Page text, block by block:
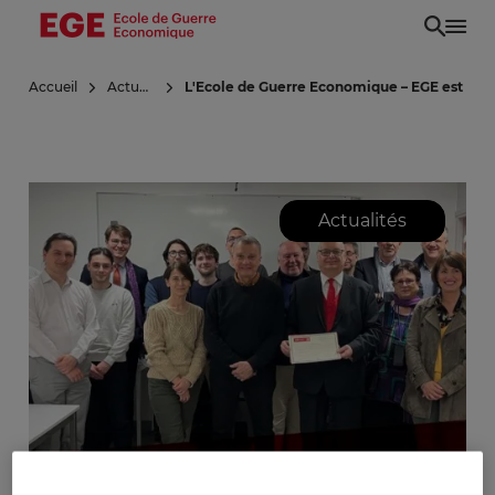
Aller
principal
Accueil Actualités L'Ecole de Guerre Economique – EGE est
Actualités